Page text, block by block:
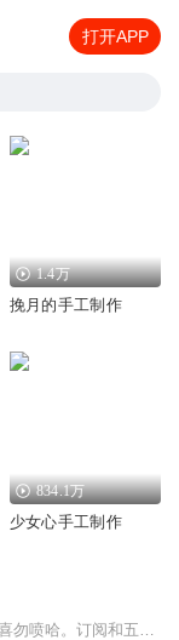
打开APP
1.4万
挽月的手工制作
834.1万
少女心手工制作